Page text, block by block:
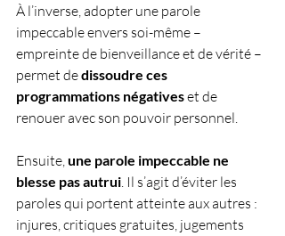
À l’inverse, adopter une parole
impeccable envers soi-même –
empreinte de bienveillance et de vérité –
permet de dissoudre ces
programmations négatives et de
renouer avec son pouvoir personnel.
Ensuite, une parole impeccable ne
blesse pas autrui. Il s’agit d’éviter les
paroles qui portent atteinte aux autres :
injures, critiques gratuites, jugements